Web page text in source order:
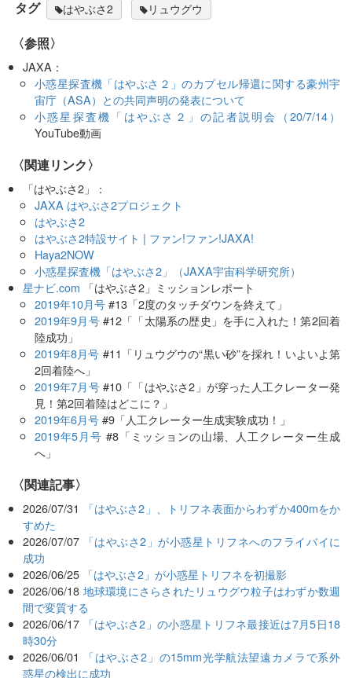
タグ はやぶさ2 リュウグウ
〈参照〉
JAXA：
小惑星探査機「はやぶさ２」のカプセル帰還に関する豪州宇
宙庁（ASA）との共同声明の発表について
小惑星探査機「はやぶさ２」の記者説明会（20/7/14）
YouTube動画
〈関連リンク〉
「はやぶさ2」：
JAXA はやぶさ2プロジェクト
はやぶさ2
はやぶさ2特設サイト | ファン!ファン!JAXA!
Haya2NOW
小惑星探査機「はやぶさ2」（JAXA宇宙科学研究所）
星ナビ.com 「はやぶさ2」ミッションレポート
2019年10月号#13「2度のタッチダウンを終えて」
2019年9月号#12「「太陽系の歴史」を手に入れた！第2回着
陸成功」
2019年8月号 #11「リュウグウの“黒い砂”を採れ！いよいよ第
2回着陸へ」
2019年7月号#10「「はやぶさ2」が穿った人工クレーター発
見！第2回着陸はどこに？」
2019年6月号#9「人工クレーター生成実験成功！」
2019年5月号 #8「ミッションの山場、人工クレーター生成
へ」
関連記事
2026/07/31
「はやぶさ2」、トリフネ表面からわずか400mをか
すめた
2026/07/07
「はやぶさ2」が小惑星トリフネへのフライバイに
成功
2026/06/25 「はやぶさ2」が小惑星トリフネを初撮影
2026/06/18 地球環境にさらされたリュウグウ粒子はわずか数週
間で変質する
2026/06/17
「はやぶさ2」の小惑星トリフネ最接近は7月5日18
時30分
2026/06/01
「はやぶさ2」の15mm光学航法望遠カメラで系外
惑星の検出に成功